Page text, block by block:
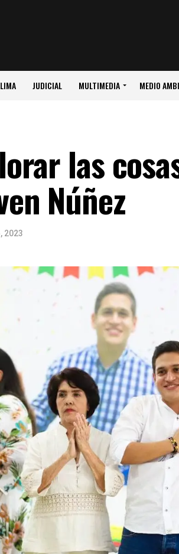
JUDICIAL MULTIMEDIA MEDIO
las
Núñez
2023